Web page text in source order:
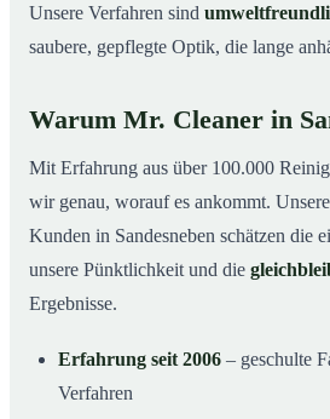
Unsere Verfahren sind
saubere, gepflegte Optik, die lange
Warum Mr. Cleaner in
Mit Erfahrung aus über 100.000
wir genau, worauf es ankommt.
Kunden in Sandesneben schätzen die
unsere Pünktlichkeit und die
Ergebnisse.
Erfahrung seit 2006 – geschulte
Verfahren